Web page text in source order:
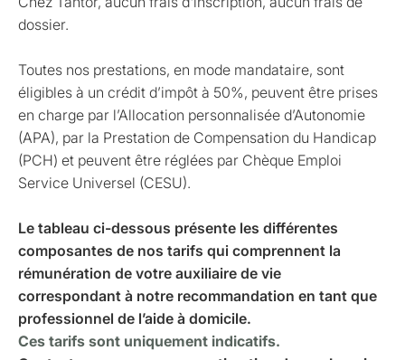
dossier.
Toutes nos prestations, en mode mandataire, sont
éligibles à un crédit d’impôt à 50%, peuvent être prises
en charge par l’Allocation personnalisée d’Autonomie
(APA), par la Prestation de Compensation du Handicap
(PCH) et peuvent être réglées par Chèque Emploi
Service Universel (CESU).
Le tableau ci-dessous présente les différentes
composantes de nos tarifs qui comprennent la
rémunération de votre auxiliaire de vie
correspondant à notre recommandation en tant que
professionnel de l’aide à domicile.
Ces tarifs sont uniquement indicatifs.